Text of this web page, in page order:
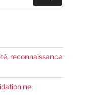
reconnaissance
ne